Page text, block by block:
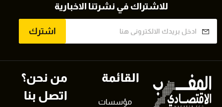
للاشتراك في نشرتنا الاخبارية
اشترك
القائمة
مؤسسات
من نحن؟
اتصل بنا